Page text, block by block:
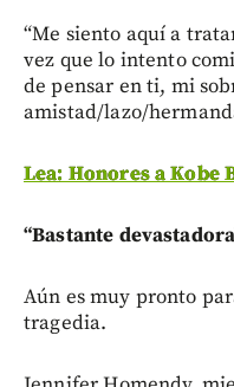
“Me siento aquí a
vez que lo intento
de pensar en ti, mi
amistad/lazo/
Lea: Honores a Kobe
“Bastante
Aún es muy pronto
tragedia.